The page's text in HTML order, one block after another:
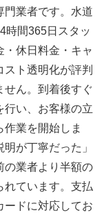
門業者です。水道
時間365日スタッ
・休日料金・キャ
ト透明化が評判
せん。到着後すぐ
行い、お客様の立
業を開始しま
が丁寧だった」
の業者より半額の
れています。支払
ードに対応してお